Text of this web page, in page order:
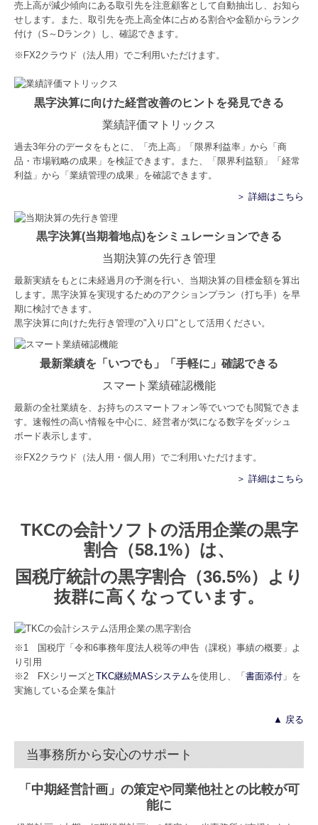
売上高が減少傾向にある取引先を注意顧客として自動抽出し、お知ら
せします。また、取引先を売上高全体に占める割合や金額からランク
付け（S～Dランク）し、確認できます。
※FX2クラウド（法人用）でご利用いただけます。
黒字決算に向けた経営改善のヒントを発見できる
業績評価マトリックス
過去3年分のデータをもとに、「売上高」「限界利益率」から「商
品・市場戦略の成果」を検証できます。また、「限界利益額」「経常
利益」から「業績管理の成果」を確認できます。
＞ 詳細はこちら
黒字決算(当期着地点)をシミュレーションできる
当期決算の先行き管理
最新実績をもとに未経過月の予測を行い、当期決算の目標金額を算出
します。黒字決算を実現するためのアクションプラン（打ち手）を早
期に検討できます。
黒字決算に向けた先行き管理の"入り口"として活用ください。
最新業績を「いつでも」「手軽に」確認できる
スマート業績確認機能
最新の全社業績を、お持ちのスマートフォン等でいつでも閲覧できま
す。速報性の高い情報を中心に、経営者が気になる数字をダッシュ
ボード表示します。
※FX2クラウド（法人用・個人用）でご利用いただけます。
＞ 詳細はこちら
TKCの会計ソフトの活用企業の黒字
割合（58.1%）は、
国税庁統計の黒字割合（36.5%）より
抜群に高くなっています。
※1 国税庁「令和6事務年度法人税等の申告（課税）事績の概要」よ
り引用
※2 FXシリーズと TKC継続MASシステムを使用し、「 書面添付 」を
実施している企業を集計
▲ 戻る
当事務所から安心のサポート
「中期経営計画」の策定や同業他社との比較が可
能に